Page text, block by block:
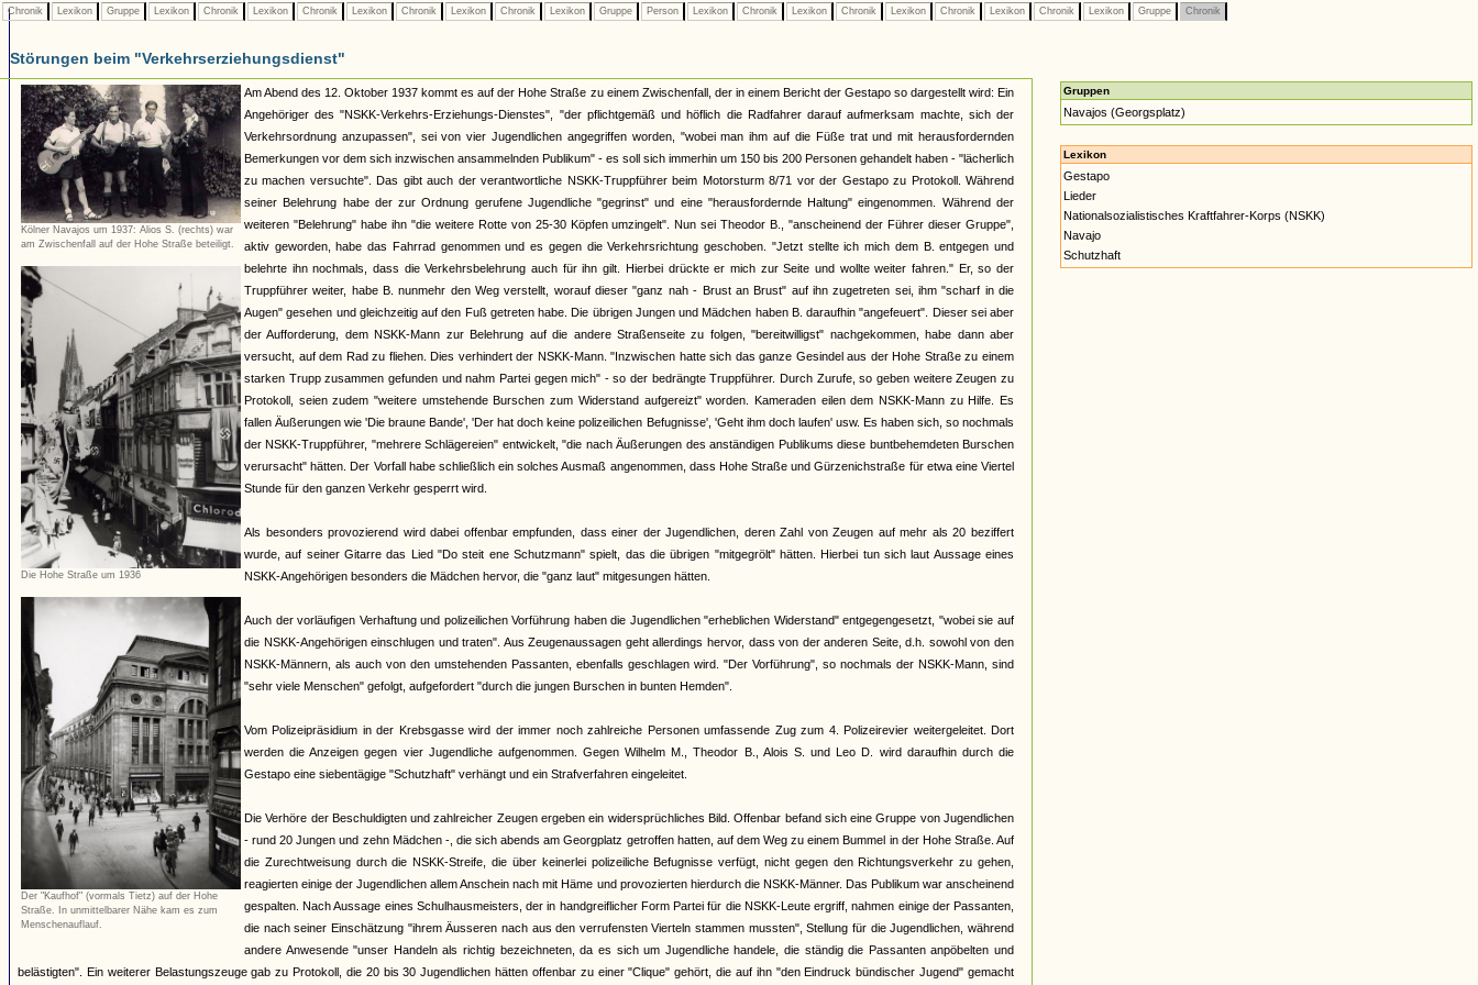
Chronik Lexikon Gruppe Lexikon Chronik Lexikon Chronik Lexikon Chronik Lexikon Chronik Lexikon Gruppe Person Lexikon Chronik Lexikon Chronik Lexikon Chronik Lexikon Chronik Lexikon Gruppe Chronik
Störungen beim "Verkehrserziehungsdienst"
Kölner Navajos um 1937: Alios S. (rechts) war
am Zwischenfall auf der Hohe Straße beteiligt.
Die Hohe Straße um 1936
Der "Kaufhof" (vormals Tietz) auf der Hohe
Straße. In unmittelbarer Nähe kam es zum
Menschenauflauf.
Am Abend des 12. Oktober 1937 kommt es auf der Hohe Straße zu einem Zwischenfall, der in einem Bericht der Gestapo so dargestellt wird: Ein
Angehöriger des "NSKK-Verkehrs-Erziehungs-Dienstes", "der pflichtgemäß und höflich die Radfahrer darauf aufmerksam machte, sich der
Verkehrsordnung anzupassen", sei von vier Jugendlichen angegriffen worden, "wobei man ihm auf die Füße trat und mit herausfordernden
Bemerkungen vor dem sich inzwischen ansammelnden Publikum" - es soll sich immerhin um 150 bis 200 Personen gehandelt haben - "lächerlich
zu machen versuchte". Das gibt auch der verantwortliche NSKK-Truppführer beim Motorsturm 8/71 vor der Gestapo zu Protokoll. Während
seiner Belehrung habe der zur Ordnung gerufene Jugendliche "gegrinst" und eine "herausfordernde Haltung" eingenommen. Während der
weiteren "Belehrung" habe ihn "die weitere Rotte von 25-30 Köpfen umzingelt". Nun sei Theodor B., "anscheinend der Führer dieser Gruppe",
aktiv geworden, habe das Fahrrad genommen und es gegen die Verkehrsrichtung geschoben. "Jetzt stellte ich mich dem B. entgegen und
belehrte ihn nochmals, dass die Verkehrsbelehrung auch für ihn gilt. Hierbei drückte er mich zur Seite und wollte weiter fahren." Er, so der
Truppführer weiter, habe B. nunmehr den Weg verstellt, worauf dieser "ganz nah - Brust an Brust" auf ihn zugetreten sei, ihm "scharf in die
Augen" gesehen und gleichzeitig auf den Fuß getreten habe. Die übrigen Jungen und Mädchen haben B. daraufhin "angefeuert". Dieser sei aber
der Aufforderung, dem NSKK-Mann zur Belehrung auf die andere Straßenseite zu folgen, "bereitwilligst" nachgekommen, habe dann aber
versucht, auf dem Rad zu fliehen. Dies verhindert der NSKK-Mann. "Inzwischen hatte sich das ganze Gesindel aus der Hohe Straße zu einem
starken Trupp zusammen gefunden und nahm Partei gegen mich" - so der bedrängte Truppführer. Durch Zurufe, so geben weitere Zeugen zu
Protokoll, seien zudem "weitere umstehende Burschen zum Widerstand aufgereizt" worden. Kameraden eilen dem NSKK-Mann zu Hilfe. Es
fallen Äußerungen wie 'Die braune Bande', 'Der hat doch keine polizeilichen Befugnisse', 'Geht ihm doch laufen' usw. Es haben sich, so nochmals
der NSKK-Truppführer, "mehrere Schlägereien" entwickelt, "die nach Äußerungen des anständigen Publikums diese buntbehemdeten Burschen
verursacht" hätten. Der Vorfall habe schließlich ein solches Ausmaß angenommen, dass Hohe Straße und Gürzenichstraße für etwa eine Viertel
Stunde für den ganzen Verkehr gesperrt wird.
Als besonders provozierend wird dabei offenbar empfunden, dass einer der Jugendlichen, deren Zahl von Zeugen auf mehr als 20 beziffert
wurde, auf seiner Gitarre das Lied "Do steit ene Schutzmann" spielt, das die übrigen "mitgegrölt" hätten. Hierbei tun sich laut Aussage eines
NSKK-Angehörigen besonders die Mädchen hervor, die "ganz laut" mitgesungen hätten.
Auch der vorläufigen Verhaftung und polizeilichen Vorführung haben die Jugendlichen "erheblichen Widerstand" entgegengesetzt, "wobei sie auf
die NSKK-Angehörigen einschlugen und traten". Aus Zeugenaussagen geht allerdings hervor, dass von der anderen Seite, d.h. sowohl von den
NSKK-Männern, als auch von den umstehenden Passanten, ebenfalls geschlagen wird. "Der Vorführung", so nochmals der NSKK-Mann, sind
"sehr viele Menschen" gefolgt, aufgefordert "durch die jungen Burschen in bunten Hemden".
Vom Polizeipräsidium in der Krebsgasse wird der immer noch zahlreiche Personen umfassende Zug zum 4. Polizeirevier weitergeleitet. Dort
werden die Anzeigen gegen vier Jugendliche aufgenommen. Gegen Wilhelm M., Theodor B., Alois S. und Leo D. wird daraufhin durch die
Gestapo eine siebentägige "Schutzhaft" verhängt und ein Strafverfahren eingeleitet.
Die Verhöre der Beschuldigten und zahlreicher Zeugen ergeben ein widersprüchliches Bild. Offenbar befand sich eine Gruppe von Jugendlichen
- rund 20 Jungen und zehn Mädchen -, die sich abends am Georgplatz getroffen hatten, auf dem Weg zu einem Bummel in der Hohe Straße. Auf
die Zurechtweisung durch die NSKK-Streife, die über keinerlei polizeiliche Befugnisse verfügt, nicht gegen den Richtungsverkehr zu gehen,
reagierten einige der Jugendlichen allem Anschein nach mit Häme und provozierten hierdurch die NSKK-Männer. Das Publikum war anscheinend
gespalten. Nach Aussage eines Schulhausmeisters, der in handgreiflicher Form Partei für die NSKK-Leute ergriff, nahmen einige der Passanten,
die nach seiner Einschätzung "ihrem Äusseren nach aus den verrufensten Vierteln stammen mussten", Stellung für die Jugendlichen, während
andere Anwesende "unser Handeln als richtig bezeichneten, da es sich um Jugendliche handele, die ständig die Passanten anpöbelten und
belästigten". Ein weiterer Belastungszeuge gab zu Protokoll, die 20 bis 30 Jugendlichen hätten offenbar zu einer "Clique" gehört, die auf ihn "den Eindruck bündischer Jugend" gemacht
Gruppen
Navajos (Georgsplatz)
Lexikon
Gestapo
Lieder
Nationalsozialistisches Kraftfahrer-Korps (NSKK)
Navajo
Schutzhaft